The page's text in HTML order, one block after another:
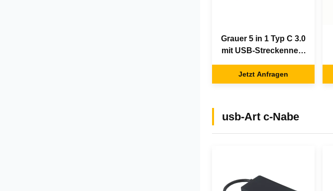
Grauer 5 in 1 Typ C 3.0
mit USB-Streckennetz
Jetzt Anfragen
usb-Art c-Nabe